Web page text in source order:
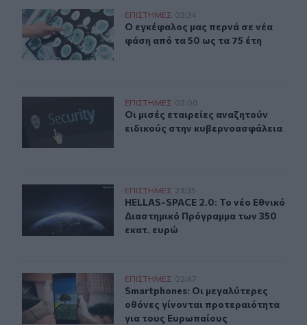
Ο εγκέφαλος μας περνά σε νέα φάση από τα 50 ως τα 75
ΕΠΙΣΤΗΜΕΣ 03:34
Ο εγκέφαλος μας περνά σε νέα
Ο εγκέφαλος μας περνά σε νέα
φάση από τα 50 ως τα 75 έτη
Οι μισές εταιρείες αναζητούν ειδικούς στην
ΕΠΙΣΤΗΜΕΣ 02:00
Οι μισές εταιρείες αναζητούν
Οι μισές εταιρείες αναζητούν
ειδικούς στην κυβερνοασφάλεια
HELLAS-SPACE 2.0: Το νέο Εθνικό Διαστημικό
ΕΠΙΣΤΗΜΕΣ 23:35
HELLAS-SPACE 2.0: Το νέο
HELLAS-SPACE 2.0: Το νέο Εθνικό
Διαστημικό Πρόγραμμα των 350
εκατ. ευρώ
Smartphones: Οι μεγαλύτερες οθόνες γίνονται
ΕΠΙΣΤΗΜΕΣ 02:47
Smartphones: Οι μεγαλύτερες
Smartphones: Οι μεγαλύτερες
οθόνες γίνονται προτεραιότητα
για τους Ευρωπαίους